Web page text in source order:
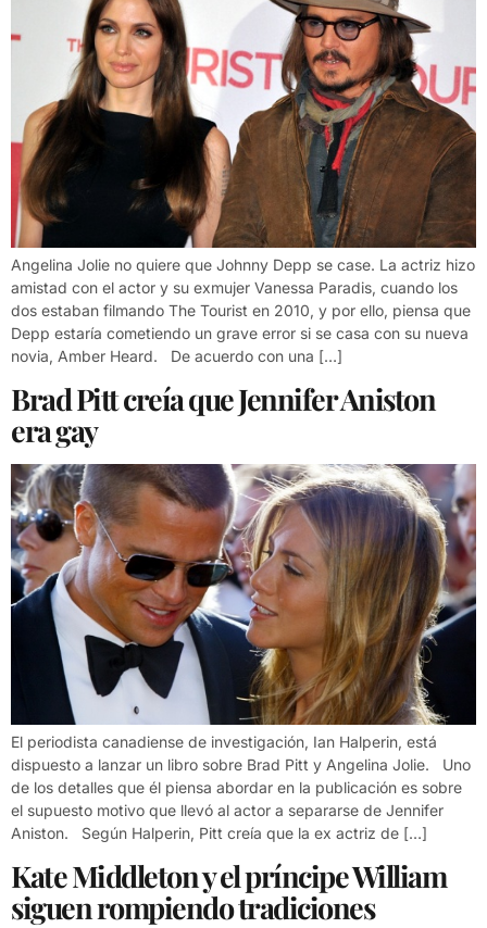
Angelina Jolie no quiere que Johnny Depp se case. La actriz hizo
amistad con el actor y su exmujer Vanessa Paradis, cuando los
dos estaban filmando The Tourist en 2010, y por ello, piensa que
Depp estaría cometiendo un grave error si se casa con su nueva
novia, Amber Heard. De acuerdo con una […]
Brad Pitt creía que Jennifer Aniston
era gay
El periodista canadiense de investigación, Ian Halperin, está
dispuesto a lanzar un libro sobre Brad Pitt y Angelina Jolie. Uno
de los detalles que él piensa abordar en la publicación es sobre
el supuesto motivo que llevó al actor a separarse de Jennifer
Aniston. Según Halperin, Pitt creía que la ex actriz de […]
Kate Middleton y el príncipe William
siguen rompiendo tradiciones